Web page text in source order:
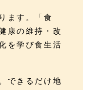
ます。「食
康の維持・改
を学び食生活
できるだけ地